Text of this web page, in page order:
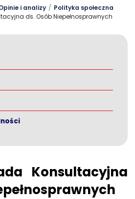
i analizy
Polityka społeczna
ds. Osób Niepełnosprawnych
Konsultacyjna